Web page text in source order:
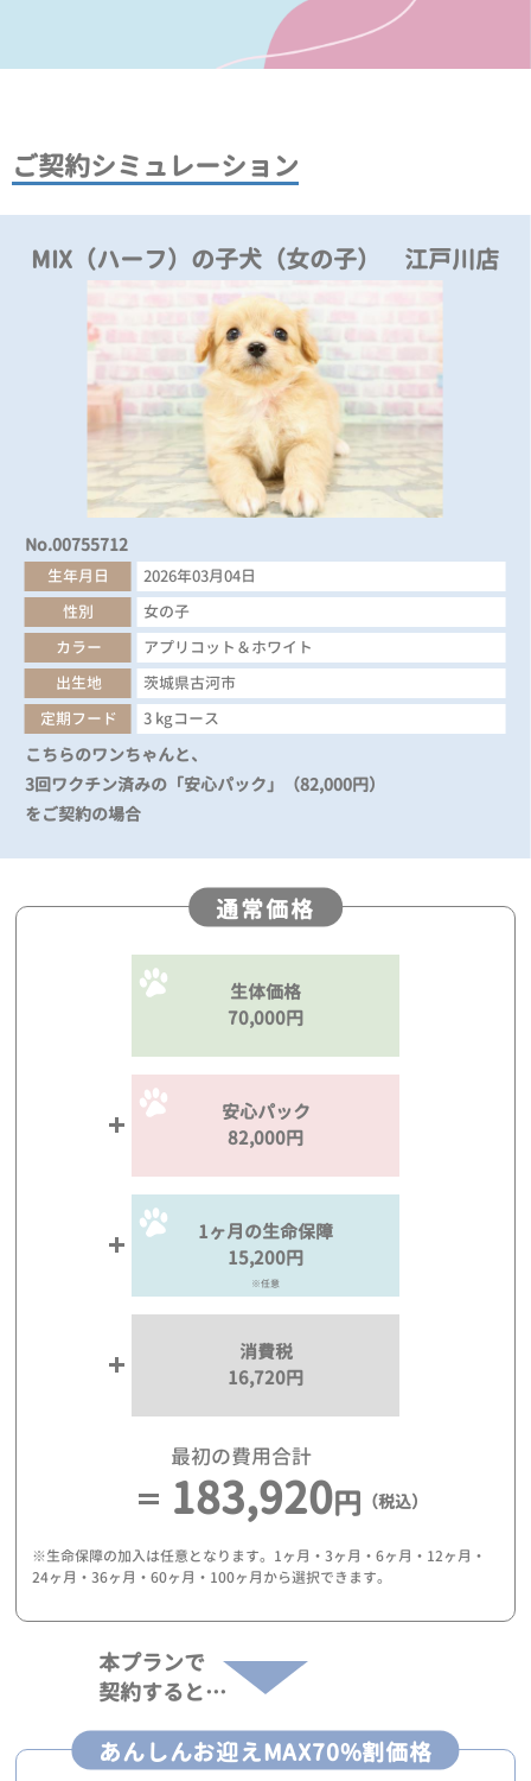
ご契約シミュレーション
MIX（ハーフ）の子犬（女の子） 江戸川店
No.00755712
生年月日
2026年03月04日
性別
女の子
カラー
アプリコット＆ホワイト
出生地
茨城県古河市
定期フード
3 kgコース
こちらのワンちゃんと、
3回ワクチン済みの「安心パック」（82,000円）
をご契約の場合
通常価格
生体価格
70,000円
安心パック
82,000円
1ヶ月の生命保障
15,200円
※任意
消費税
16,720円
最初の費用合計
183,920円 （税込）
※生命保障の加入は任意となります。1ヶ月・3ヶ月・6ヶ月・12ヶ月・
24ヶ月・36ヶ月・60ヶ月・100ヶ月から選択できます。
本プランで
契約すると…
あんしんお迎えMAX70%割価格